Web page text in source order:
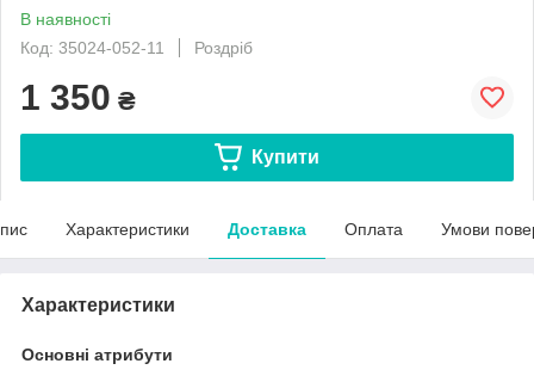
В наявності
Код: 35024-052-11
Роздріб
1 350 ₴
Купити
Характеристики Доставка Оплата Умови
Характеристики
Основні атрибути